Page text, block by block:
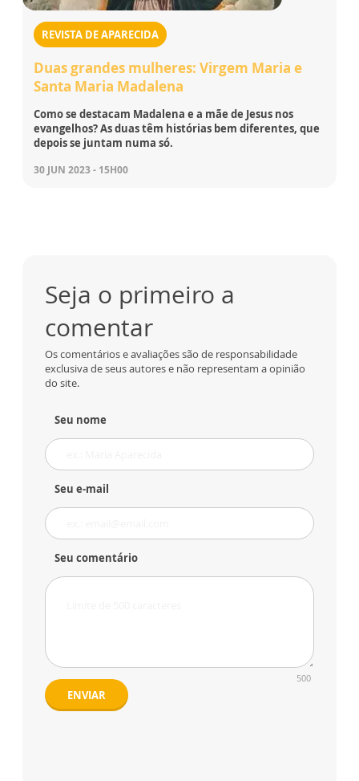
REVISTA DE APARECIDA
Duas grandes mulheres: Virgem Maria e
Santa Maria Madalena
Como se destacam Madalena e a mãe de Jesus nos
evangelhos? As duas têm histórias bem diferentes, que
depois se juntam numa só.
30 JUN 2023 - 15H00
Seja o primeiro a
comentar
Os comentários e avaliações são de responsabilidade
exclusiva de seus autores e não representam a opinião
do site.
Seu nome
Seu e-mail
Seu comentário
500
ENVIAR